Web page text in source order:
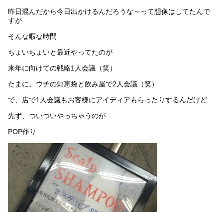
昨日混んだから今日出かけるんだろうな～って想像はしてたんで
すが
そんな暇な時間
ちょいちょいと最近やってたのが
来年に向けての戦略1人会議（笑）
たまに、ウチの知恵袋と飲み屋で2人会議（笑）
で、店で1人会議もお客様にアイディアもらったりするんだけど
先ず、ついついやっちゃうのが
POP作り